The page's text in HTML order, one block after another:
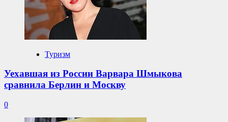
Туризм
Уехавшая из России Варвара Шмыкова
сравнила Берлин и Москву
0